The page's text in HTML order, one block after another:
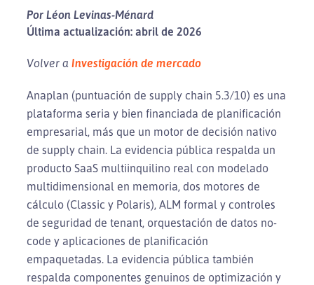
Por Léon Levinas-Ménard
Última actualización: abril de 2026
Volver a Investigación de mercado
Anaplan (puntuación de supply chain 5.3/10) es una
plataforma seria y bien financiada de planificación
empresarial, más que un motor de decisión nativo
de supply chain. La evidencia pública respalda un
producto SaaS multiinquilino real con modelado
multidimensional en memoria, dos motores de
cálculo (Classic y Polaris), ALM formal y controles
de seguridad de tenant, orquestación de datos no-
code y aplicaciones de planificación
empaquetadas. La evidencia pública también
respalda componentes genuinos de optimización y